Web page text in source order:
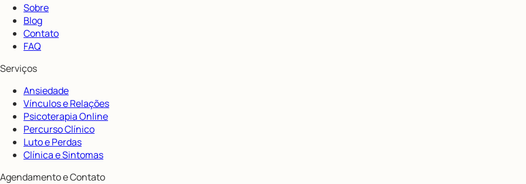
Sobre
Blog
Contato
FAQ
Serviços
Ansiedade
Vínculos e Relações
Psicoterapia Online
Percurso Clínico
Luto e Perdas
Clínica e Sintomas
Agendamento e Contato